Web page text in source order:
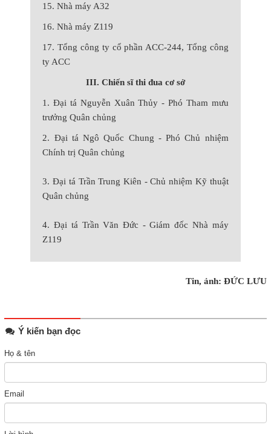
15. Nhà máy A32
16. Nhà máy Z119
17. Tổng công ty cổ phần ACC-244, Tổng công
ty ACC
III. Chiến sĩ thi đua cơ sở
1. Đại tá Nguyễn Xuân Thủy - Phó Tham mưu
trưởng Quân chủng
2. Đại tá Ngô Quốc Chung - Phó Chủ nhiệm
Chính trị Quân chủng
3. Đại tá Trần Trung Kiên - Chủ nhiệm Kỹ thuật
Quân chủng
4. Đại tá Trần Văn Đức - Giám đốc Nhà máy
Z119
Tin, ảnh: ĐỨC LƯU
Ý kiến bạn đọc
Họ & tên
Email